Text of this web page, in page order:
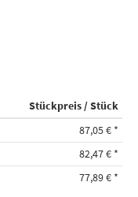
Stückpreis / Stück
87,05 € *
82,47 € *
77,89 € *